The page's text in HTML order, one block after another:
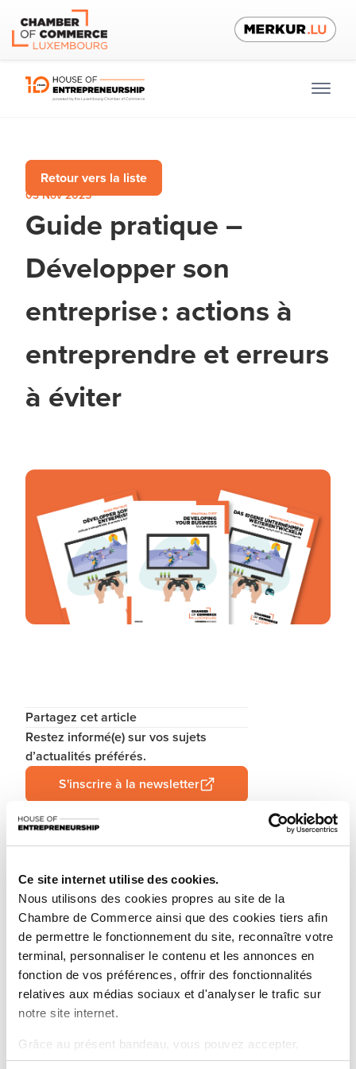
Ce site internet utilise des cookies.
Nous utilisons des cookies propres au site de la
Chambre de Commerce ainsi que des cookies tiers afin
de permettre le fonctionnement du site, reconnaître votre
terminal, personnaliser le contenu et les annonces en
fonction de vos préférences, offrir des fonctionnalités
relatives aux médias sociaux et d'analyser le trafic sur
notre site internet.
Grâce au présent bandeau, vous pouvez accepter,
refuser ou configurer les cookies selon vos préférences,
Retour vers la liste
03 Nov 2025
Guide pratique –
Développer son
entreprise : actions à
entreprendre et erreurs
à éviter
Partagez cet article
Restez informé(e) sur vos sujets
d’actualités préférés.
S'inscrire à la newsletter
d’un nouveau Guide Pratique consacré cette-fois au
développement des entreprises. Ce nouveau titre
vient compléter la collection déjà riche de 11 autres
thématiques, toujours dans une volonté de fournir
aux entrepreneurs des informations très pratiques et
didactiques à l’aide de textes courts, de nombreux
schémas et illustrations ainsi que des renvois vers
des ressources web.
Être entrepreneur ou dirigeant d’entreprise est complexe : il faut
anticiper, évoluer, s’adapter aux tendances du marché et parfois